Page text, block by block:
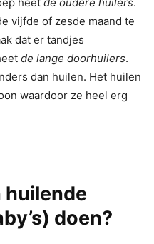
vijfde of zesde maand te
dat er tandjes
de lange doorhuilers.
dan huilen. Het huilen
waardoor ze heel erg
huilende
doen?